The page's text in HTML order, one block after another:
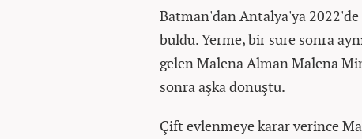
Batman'dan Antalya'ya 2022'de
buldu. Yerme, bir süre sonra
gelen Malena Alman Malena
sonra aşka dönüştü.
Çift evlenmeye karar verince